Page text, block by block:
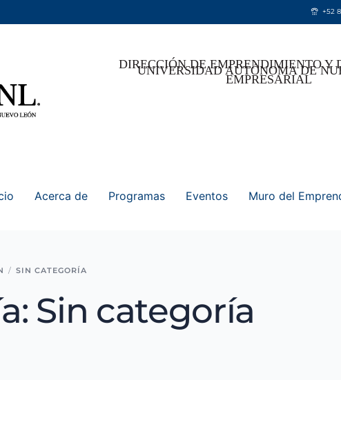
+52
UNIVERSIDAD AUTÓNOMA DE
DIRECCIÓN DE EMPRENDIMIENTO Y
EMPRESARIAL
Acerca de Programas Eventos Muro del
SIN CATEGORÍA
Sin categoría